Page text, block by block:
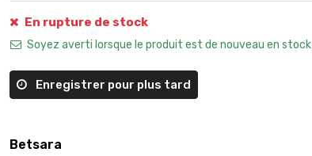
En rupture de stock
Soyez averti lorsque le produit est de nouveau en stock
Enregistrer pour plus tard
Betsara